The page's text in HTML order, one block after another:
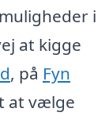
i
at kigge
, på Fyn
at vælge